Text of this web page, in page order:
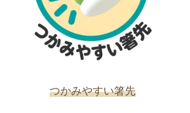
つかみやすい箸先